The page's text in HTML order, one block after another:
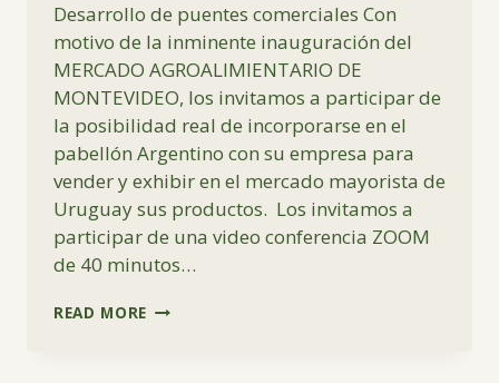
Desarrollo de puentes comerciales Con
motivo de la inminente inauguración del
MERCADO AGROALIMIENTARIO DE
MONTEVIDEO, los invitamos a participar de
la posibilidad real de incorporarse en el
pabellón Argentino con su empresa para
vender y exhibir en el mercado mayorista de
Uruguay sus productos. Los invitamos a
participar de una video conferencia ZOOM
de 40 minutos…
READ MORE ¡VAMOS